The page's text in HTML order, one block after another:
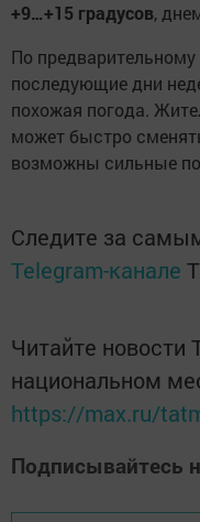
+9…+15 градусов,
По предварительному
последующие дни
похожая погода.
может быстро
возможны сильные
Следите за
Telegram-канале
Читайте новости
национальном
https://max.ru/
Подписывайтесь